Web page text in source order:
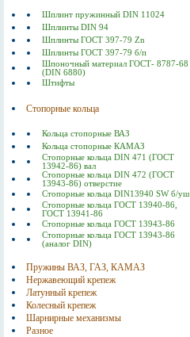
Шплинт пружинный DIN 11024
Шплинты DIN 94
Шплинты ГОСТ 397-79 Zn
Шплинты ГОСТ 397-79 б/п
Шпоночный материал ГОСТ- 8787-68
(DIN 6880)
Штифты
Стопорные кольца
Кольца стопорные ВАЗ
Кольца стопорные КАМАЗ
Стопорные кольца DIN 471 (ГОСТ
13942-86) вал
Стопорные кольца DIN 472 (ГОСТ
13943-86) отверстие
Стопорные кольца DIN13940 SW б/уш
Стопорные кольца ГОСТ 13940-86,
ГОСТ 13941-86
Стопорные кольца ГОСТ 13943-86
Стопорные кольца ГОСТ 13943-86
(аналог DIN)
Пружины ВАЗ, ГАЗ, КАМАЗ
Нержавеющий крепеж
Латунный крепеж
Колесный крепеж
Шарнирные механизмы
Разное